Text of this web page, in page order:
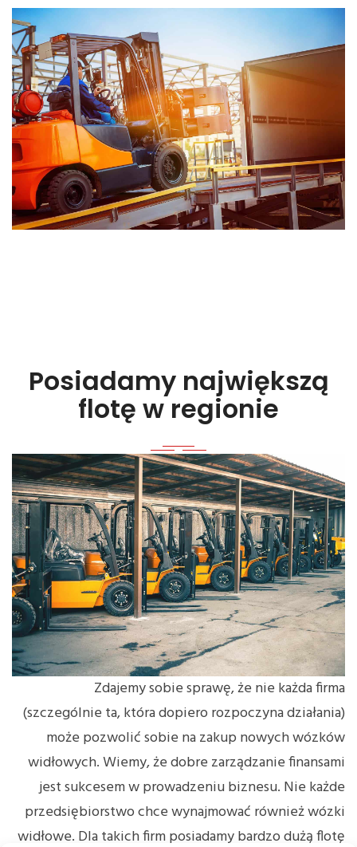
Posiadamy największą
flotę w regionie
Zdajemy sobie sprawę, że nie każda firma
(szczególnie ta, która dopiero rozpoczyna działania)
może pozwolić sobie na zakup nowych wózków
widłowych. Wiemy, że dobre zarządzanie finansami
jest sukcesem w prowadzeniu biznesu. Nie każde
przedsiębiorstwo chce wynajmować również wózki
widłowe. Dla takich firm posiadamy bardzo dużą flotę